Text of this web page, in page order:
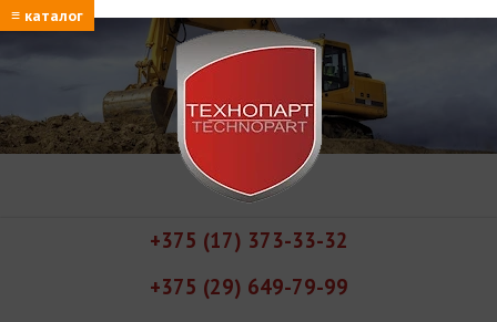
≡ каталог
+375 (17) 373-33-32
+375 (29) 649-79-99